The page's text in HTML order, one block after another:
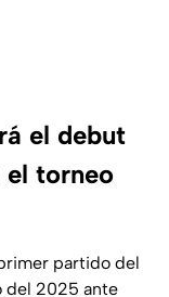
el debut
el torneo
partido del
del 2025 ante